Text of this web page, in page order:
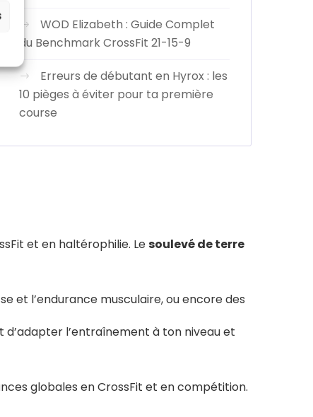
WOD Elizabeth : Guide Complet
du Benchmark CrossFit 21-15-9
Erreurs de débutant en Hyrox : les
10 pièges à éviter pour ta première
course
et en haltérophilie. Lesoulevé de terre
et l’endurance musculaire, ou encore des
l’entraînement à ton niveau et
globales en CrossFit et en compétition.